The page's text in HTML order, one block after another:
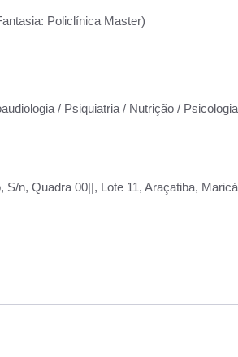
Policlínica Master)
/ Psiquiatria / Nutrição /
n, Quadra 00||, Lote 11, Araçatiba,